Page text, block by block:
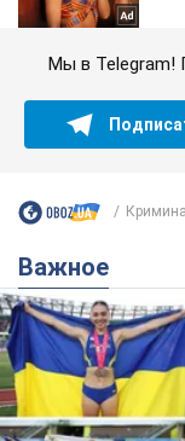
Мы в Telegram!
Важное